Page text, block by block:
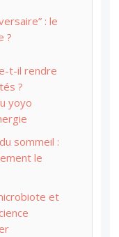
: le
?
t-il rendre
?
yoyo
sommeil :
le
et